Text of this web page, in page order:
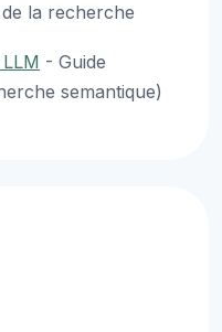
la recherche
- Guide
semantique)